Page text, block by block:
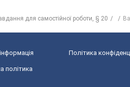
для самостійної роботи, § 20
Політика
політика